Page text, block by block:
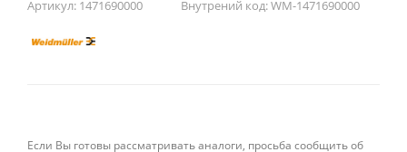
Артикул: 1471690000 Внутрений код:WM-1471690000
Если Вы готовы рассматривать аналоги, просьба сообщить об